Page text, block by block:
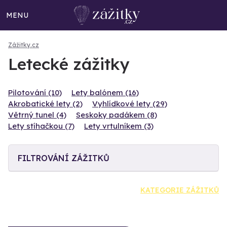
MENU
Zážitky.cz
Letecké zážitky
Pilotování (10)
Lety balónem (16)
Akrobatické lety (2)
Vyhlídkové lety (29)
Větrný tunel (4)
Seskoky padákem (8)
Lety stíhačkou (7)
Lety vrtulníkem (3)
FILTROVÁNÍ ZÁŽITKŮ
KATEGORIE ZÁŽITKŮ